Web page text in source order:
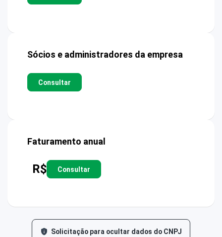
Sócios e administradores da empresa
Consultar
Faturamento anual
R$ Consultar
Solicitação para ocultar dados do CNPJ